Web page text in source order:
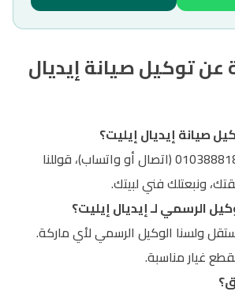
توكيل صيانة إيديال
صيانة إيديال إيليت؟
كلّم التوكيل على 01038881833 (اتصال أو واتساب)، قوللنا
ونبعتلك فني لبيتك.
الرسمي لـ إيديال إيليت؟
ولسنا الوكيل الرسمي لأي ماركة.
غيار مناسبة.